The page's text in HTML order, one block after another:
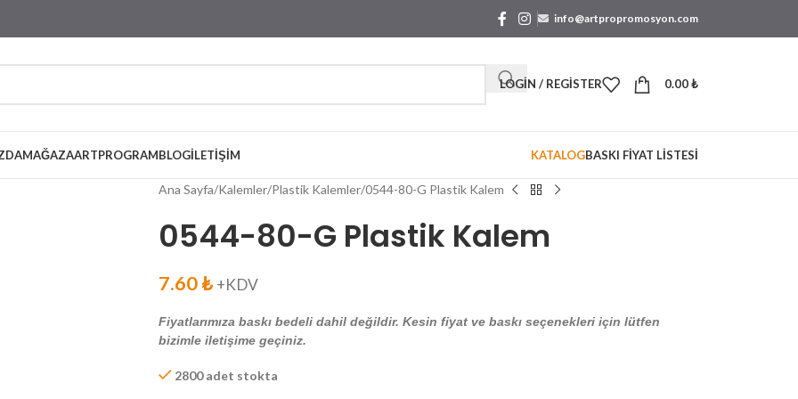
info@artpropromosyon.com
LOGIN / REGISTER 0.00₺
MAĞAZAARTPROGRAMBLOGİLETIŞIM KATALOGBASKI FİYAT LİSTESİ
Ana Sayfa Kalemler Plastik Kalemler 0544-80-G Plastik Kalem
0544-80-G Plastik Kalem
7.60₺ +KDV
Fiyatlarımıza baskı bedeli dahil değildir. Kesin fiyat ve baskı seçenekleri için lütfen
bizimle iletişime geçiniz.
2800 adet stokta